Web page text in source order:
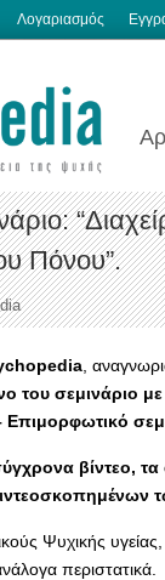
Λογαριασμός
Πόνου”.
,
του σεμινάριο
βίντεο,
Ψυχικής
περιστατικά.